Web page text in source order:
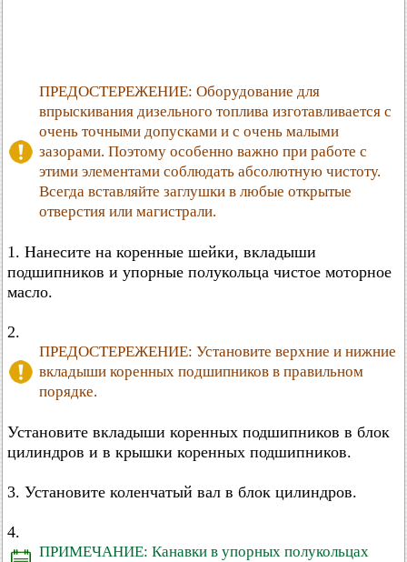
ПРЕДОСТЕРЕЖЕНИЕ: Оборудование для
впрыскивания дизельного топлива изготавливается с
очень точными допусками и с очень малыми
зазорами. Поэтому особенно важно при работе с
этими элементами соблюдать абсолютную чистоту.
Всегда вставляйте заглушки в любые открытые
отверстия или магистрали.
1. Нанесите на коренные шейки, вкладыши
подшипников и упорные полукольца чистое моторное
масло.
2.
ПРЕДОСТЕРЕЖЕНИЕ: Установите верхние и нижние
вкладыши коренных подшипников в правильном
порядке.
Установите вкладыши коренных подшипников в блок
цилиндров и в крышки коренных подшипников.
3. Установите коленчатый вал в блок цилиндров.
4.
ПРИМЕЧАНИЕ: Канавки в упорных полукольцах